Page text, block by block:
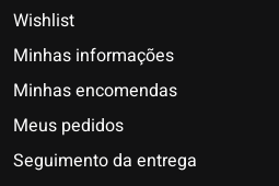
Wishlist
Minhas informações
Minhas encomendas
Meus pedidos
Seguimento da entrega